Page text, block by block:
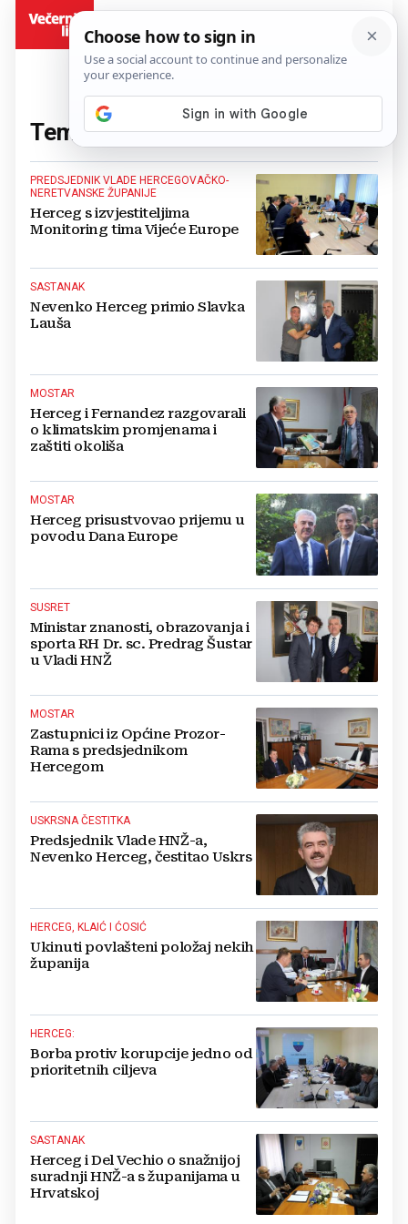
Tema:Herceg(66 članaka)
PREDSJEDNIK VLADE HERCEGOVAČKO-
NERETVANSKE ŽUPANIJE
Herceg s izvjestiteljima
Monitoring tima Vijeće Europe
SASTANAK
Nevenko Herceg primio Slavka
Lauša
MOSTAR
Herceg i Fernandez razgovarali
o klimatskim promjenama i
zaštiti okoliša
MOSTAR
Herceg prisustvovao prijemu u
povodu Dana Europe
SUSRET
Ministar znanosti, obrazovanja i
sporta RH Dr. sc. Predrag Šustar
u Vladi HNŽ
MOSTAR
Zastupnici iz Općine Prozor-
Rama s predsjednikom
Hercegom
USKRSNA ČESTITKA
Predsjednik Vlade HNŽ-a,
Nevenko Herceg, čestitao Uskrs
HERCEG, KLAIĆ I ĆOSIĆ
Ukinuti povlašteni položaj nekih
županija
HERCEG:
Borba protiv korupcije jedno od
prioritetnih ciljeva
SASTANAK
Herceg i Del Vechio o snažnijoj
suradnji HNŽ-a s županijama u
Hrvatskoj